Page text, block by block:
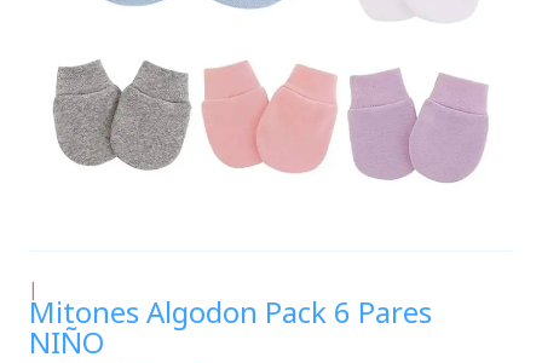
|
Mitones Algodon Pack 6 Pares
NIÑO